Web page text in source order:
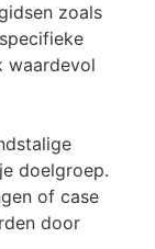
zoals
waardevol
doelgroep.
of case
door